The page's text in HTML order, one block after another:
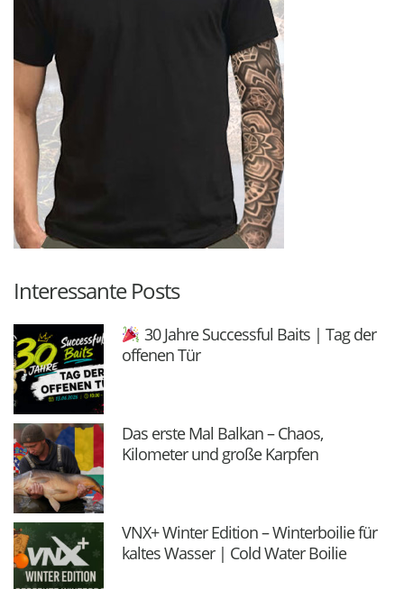
Interessante Posts
30 Jahre Successful Baits | Tag der
offenen Tür
Das erste Mal Balkan – Chaos,
Kilometer und große Karpfen
VNX+ Winter Edition – Winterboilie für
kaltes Wasser | Cold Water Boilie